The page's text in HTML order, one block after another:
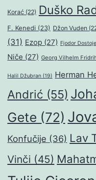
Korać (22) Duško
F. Kenedi (23) Džon Vuden
(31) Ezop (27) Fjodor
Niče (27) Georg Vilhelm
Halil Džubran (19) Herman
Andrić (55)
Gete (72)
Konfučije (36) Lav
Vinči (45)